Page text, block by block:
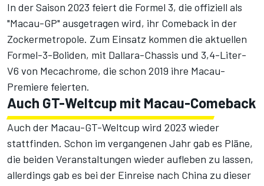
In der Saison 2023 feiert die Formel 3, die offiziell als
"Macau-GP" ausgetragen wird, ihr Comeback in der
Zockermetropole. Zum Einsatz kommen die aktuellen
Formel-3-Boliden, mit Dallara-Chassis und 3,4-Liter-
V6 von Mecachrome, die schon 2019 ihre Macau-
Premiere feierten.
Auch GT-Weltcup mit Macau-Comeback
Auch der Macau-GT-Weltcup wird 2023 wieder
stattfinden. Schon im vergangenen Jahr gab es Pläne,
die beiden Veranstaltungen wieder aufleben zu lassen,
allerdings gab es bei der Einreise nach China zu dieser